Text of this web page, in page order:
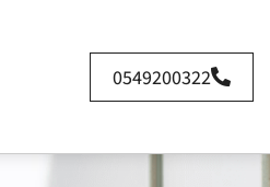
0549200322